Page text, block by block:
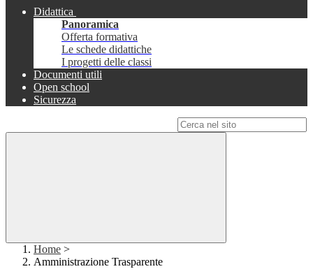
Didattica
Panoramica
Offerta formativa
Le schede didattiche
I progetti delle classi
Documenti utili
Open school
Sicurezza
Home >
Amministrazione Trasparente